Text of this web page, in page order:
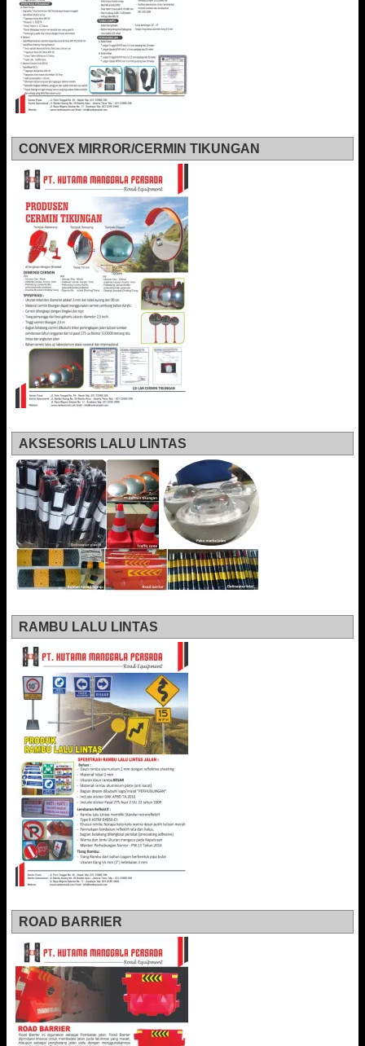
CONVEX MIRROR/CERMIN TIKUNGAN
AKSESORIS LALU LINTAS
RAMBU LALU LINTAS
ROAD BARRIER